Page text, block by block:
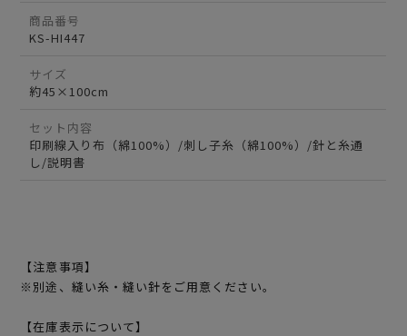
商品番号
KS-HI447
サイズ
約45×100cm
セット内容
印刷線入り布（綿100%）/刺し子糸（綿100%）/針と糸通
し/説明書
【注意事項】
※別途、縫い糸・縫い針をご用意ください。
【在庫表示について】